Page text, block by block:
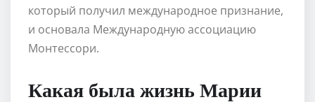
который получил международное признание,
и основала Международную ассоциацию
Монтессори.
Какая была жизнь Марии